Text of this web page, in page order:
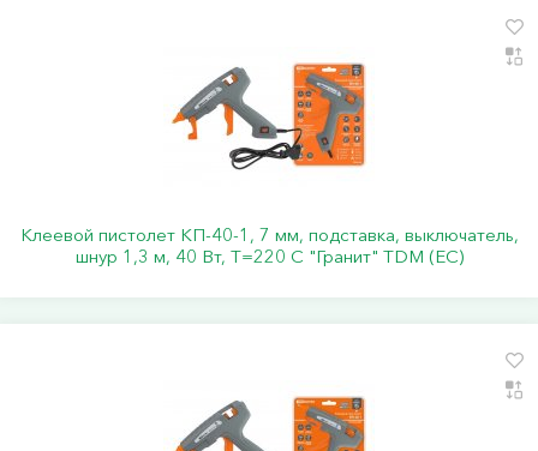
Клеевой пистолет КП-40-1, 7 мм, подставка, выключатель,
шнур 1,3 м, 40 Вт, Т=220 С "Гранит" TDM (ЕС)